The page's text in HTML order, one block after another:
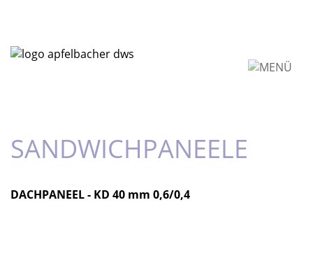
SANDWICHPANEELE
DACHPANEEL - KD 40 mm 0,6/0,4